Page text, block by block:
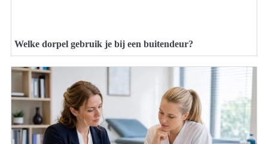
Welke dorpel gebruik je bij een buitendeur?